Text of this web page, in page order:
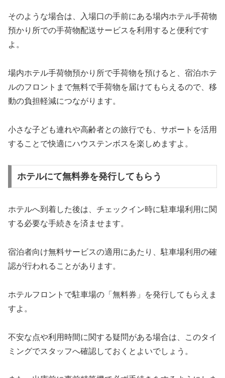
そのような場合は、入場口の手前にある場内ホテル手荷物
預かり所での手荷物配送サービスを利用すると便利です
よ。
場内ホテル手荷物預かり所で手荷物を預けると、宿泊ホテ
ルのフロントまで無料で手荷物を届けてもらえるので、移
動の負担軽減につながります。
小さな子ども連れや高齢者との旅行でも、サポートを活用
することで快適にハウステンボスを楽しめますよ。
ホテルにて無料券を発行してもらう
ホテルへ到着した後は、チェックイン時に駐車場利用に関
する必要な手続きを済ませます。
宿泊者向け無料サービスの適用にあたり、駐車場利用の確
認が行われることがあります。
ホテルフロントで駐車場の「無料券」を発行してもらえま
すよ。
不安な点や利用時間に関する疑問がある場合は、このタイ
ミングでスタッフへ確認しておくとよいでしょう。